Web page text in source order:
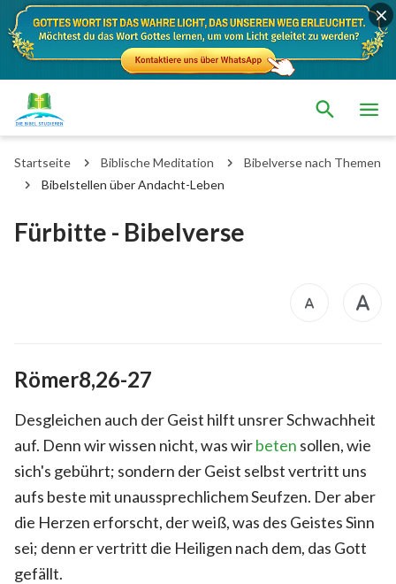
Startseite Biblische Meditation
Bibelverse nach Themen
Bibelstellen über Andacht-Leben
Fürbitte - Bibelverse
Römer8,26-27
Desgleichen auch der Geist hilft unsrer Schwachheit
auf. Denn wir wissen nicht, was wirbeten sollen, wie
sich's gebührt; sondern der Geist selbst vertritt uns
aufs beste mit unaussprechlichem Seufzen. Der aber
die Herzen erforscht, der weiß, was des Geistes Sinn
sei; denn er vertritt die Heiligen nach dem, das Gott
gefällt.